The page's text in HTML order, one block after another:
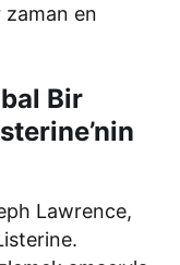
en
Bir
Lawrence,